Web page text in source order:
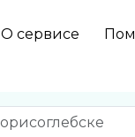
О сервисе